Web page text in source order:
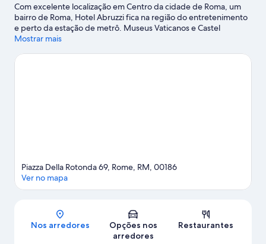
Com excelente localização em Centro da cidade de Roma, um
bairro de Roma, Hotel Abruzzi fica na região do entretenimento
e perto da estação de metrô. Museus Vaticanos e Castel
Sant'Angelo são opções ideais se você gosta de cultura. Outras
Navona. Quem quiser curtir um evento ou assistir a uma partida
Mostrar mais
Mapa
Piazza Della Rotonda 69, Rome, RM, 00186
Ver no mapa
Nos arredores
Opções nos
arredores
Restaurantes